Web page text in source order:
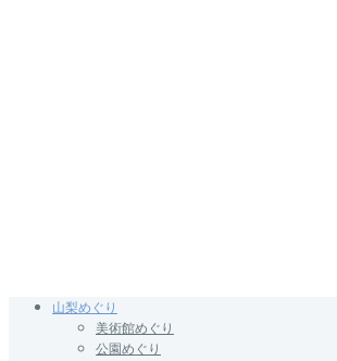
山梨めぐり
美術館めぐり
公園めぐり